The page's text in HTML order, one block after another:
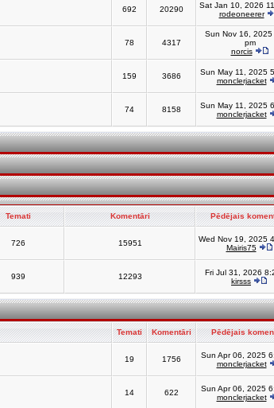
692 20290
Sat Jan 10, 2026
rodeoneerer
78 4317
Sun Nov 16, 2025
pm
norcis
159 3686
Sun May 11, 2025
monclerjacket
74 8158
Sun May 11, 2025
monclerjacket
Temati Komentāri Pēdējais
726 15951
Wed Nov 19, 2025
Mairis75
939 12293
Fri Jul 31, 2026
kirsss
Temati Komentāri Pēdējais
19 1756
Sun Apr 06, 2025
monclerjacket
14 622
Sun Apr 06, 2025
monclerjacket